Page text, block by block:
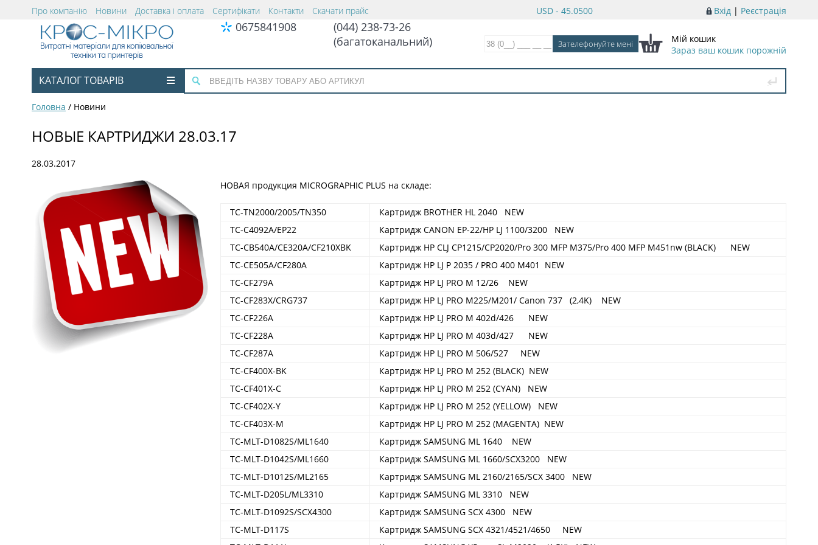
Вхід | Реєстрація
USD - 45.0500
Про компанію Новини Доставка і оплата Сертифікати Контакти Скачати прайс
0675841908
(044) 238-73-26
(багатоканальний)
Мій кошик
Зараз ваш кошик порожній
КАТАЛОГ ТОВАРІВ
Головна / Новини
НОВЫЕ КАРТРИДЖИ 28.03.17
28.03.2017
НОВАЯ продукция MICROGRAPHIC PLUS на складе:
TC-TN2000/2005/TN350
Картридж BROTHER HL 2040 NEW
TC-C4092A/EP22
Картридж CANON EP-22/HP LJ 1100/3200 NEW
TC-CB540A/CE320A/CF210XBK
Картридж HP СLJ CP1215/CP2020/Pro 300 MFP M375/Pro 400 MFP M451nw (BLACK) NEW
TC-CE505A/CF280A
Картридж HP LJ P 2035 / PRO 400 M401 NEW
TC-CF279A
Картридж HP LJ PRO M 12/26 NEW
TC-CF283X/CRG737
Картридж HP LJ PRO M225/M201/ Canon 737 (2,4K) NEW
TC-CF226A
Картридж HP LJ PRO M 402d/426 NEW
TC-CF228A
Картридж HP LJ PRO M 403d/427 NEW
TC-CF287A
Картридж HP LJ PRO M 506/527 NEW
TC-CF400X-BK
Картридж HP LJ PRO M 252 (BLACK) NEW
TC-CF401X-C
Картридж HP LJ PRO M 252 (CYAN) NEW
TC-CF402X-Y
Картридж HP LJ PRO M 252 (YELLOW) NEW
TC-CF403X-M
Картридж HP LJ PRO M 252 (MAGENTA) NEW
TC-MLT-D1082S/ML1640
Картридж SAMSUNG ML 1640 NEW
TC-MLT-D1042S/ML1660
Картридж SAMSUNG ML 1660/SCX3200 NEW
TC-MLT-D1012S/ML2165
Картридж SAMSUNG ML 2160/2165/SCX 3400 NEW
TC-MLT-D205L/ML3310
Картридж SAMSUNG ML 3310 NEW
TC-MLT-D1092S/SCX4300
Картридж SAMSUNG SCX 4300 NEW
TC-MLT-D117S
Картридж SAMSUNG SCX 4321/4521/4650 NEW